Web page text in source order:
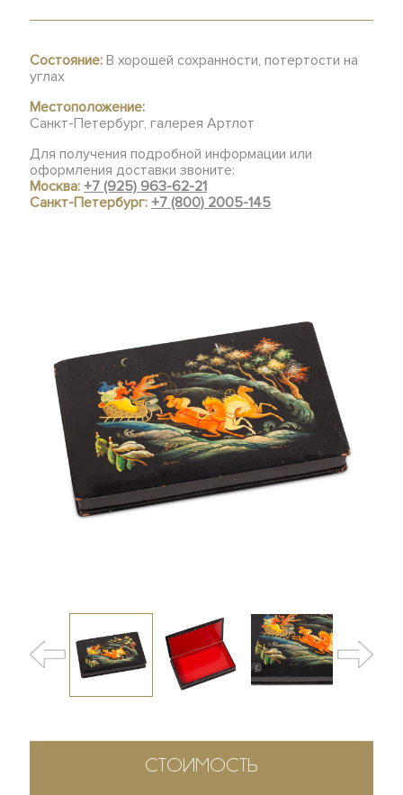
Состояние: В хорошей сохранности, потертости на
углах
Местоположение:
Санкт-Петербург, галерея Артлот
Для получения подробной информации или
оформления доставки звоните:
Москва:+7 (925) 963-62-21
Санкт-Петербург:+7 (800) 2005-145
СТОИМОСТЬ